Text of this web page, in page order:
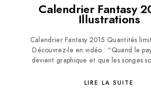
Calendrier Fantasy
Illustrations
Calendrier Fantasy 2015 Quantités
Découvrez-le en vidéo : “Quand le
devient graphique et que les songes
LIRE LA SUITE